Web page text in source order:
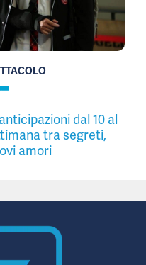
dal 10 al
tra segreti,
amori